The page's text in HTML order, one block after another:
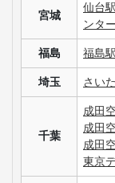
宮城
仙台
ンタ
福島 福島
埼玉 さい
千葉
成田
成田
成田
東京